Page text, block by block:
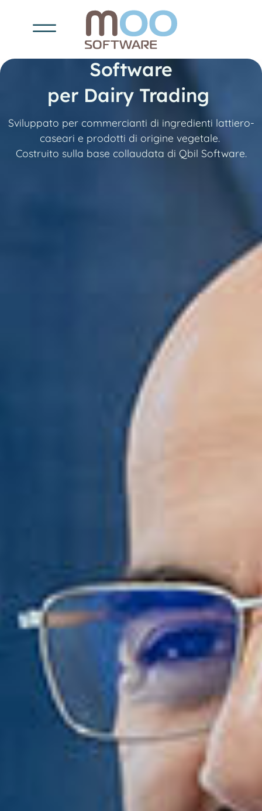
Software
per Dairy Trading
Sviluppato per commercianti di ingredienti lattiero-
caseari e prodotti di origine vegetale.
Costruito sulla base collaudata di Qbil Software.